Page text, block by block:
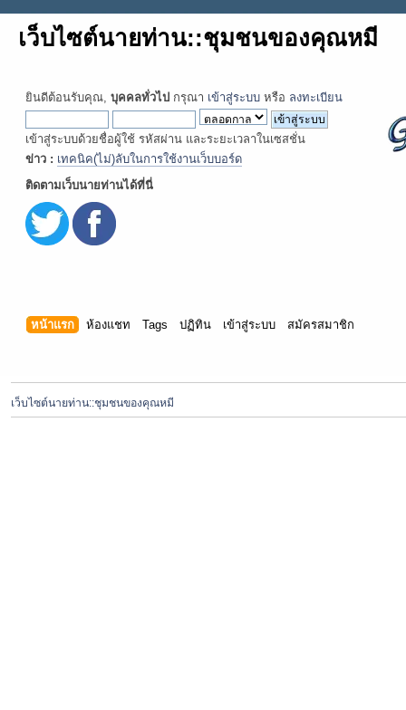
เว็บไซต์นายท่าน::ชุมชนของคุณหมี
ยินดีต้อนรับคุณ, บุคคลทั่วไป กรุณา เข้าสู่ระบบ หรือ ลงทะเบียน
เข้าสู่ระบบด้วยชื่อผู้ใช้ รหัสผ่าน และระยะเวลาในเซสชั่น
ข่าว : เทคนิค(ไม่)ลับในการใช้งานเว็บบอร์ด
ติดตามเว็บนายท่านได้ที่นี่
หน้าแรก ห้องแชท Tags ปฏิทิน เข้าสู่ระบบ สมัครสมาชิก
เว็บไซต์นายท่าน::ชุมชนของคุณหมี